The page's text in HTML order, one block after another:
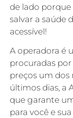
de lado
salvar a saúde
acessível!
A operadora é
procuradas
preços um
últimos dias, a
que garante
para você e